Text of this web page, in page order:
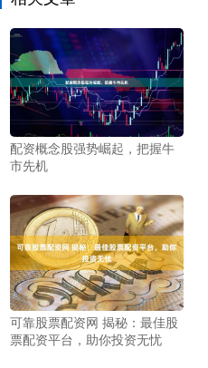
配资概念股强势崛起，把握牛
市先机
可靠股票配资网 揭秘：最佳股
票配资平台，助你投资无忧